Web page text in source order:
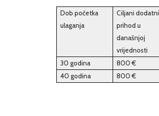
Dob početka
ulaganja
Ciljani dodatni
prihod u
današnjoj
vrijednosti
30 godina 800 €
40 godina
800 €